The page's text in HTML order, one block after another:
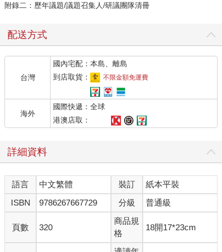
附錄二：歷年議題/議題召集人/研議團隊清冊
配送方式
台灣
國內宅配：本島、離島
到店取貨：
不限金額免運費
海外
國際快遞：全球
港澳店取：
詳細資料
語言 中文繁體 裝訂
紙本平裝
ISBN
9786267667729 分級 普通級
頁數 320
商品規
格
18開17*23cm